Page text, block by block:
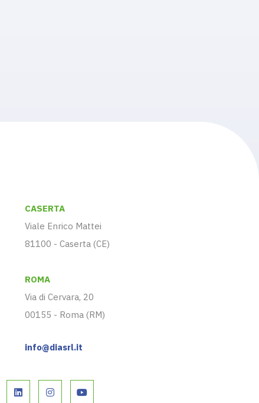
CASERTA
Viale Enrico Mattei
81100 - Caserta (CE)
ROMA
Via di Cervara, 20
00155 - Roma (RM)
info@diasrl.it